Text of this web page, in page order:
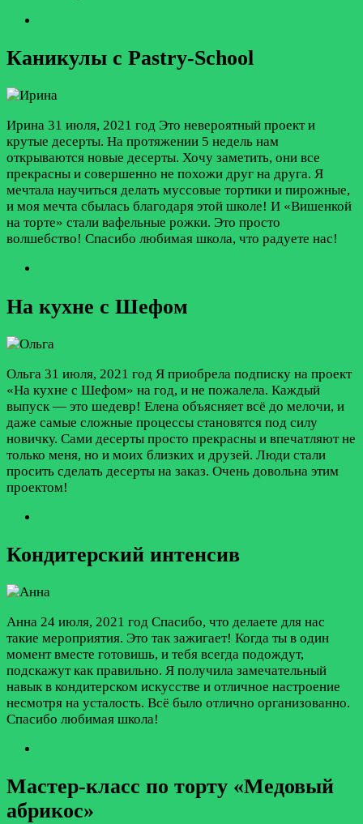
Каникулы с Pastry-School
Ирина 31 июля, 2021 год Это невероятный проект и
крутые десерты. На протяжении 5 недель нам
открываются новые десерты. Хочу заметить, они все
прекрасны и совершенно не похожи друг на друга. Я
мечтала научиться делать муссовые тортики и пирожные,
и моя мечта сбылась благодаря этой школе! И «Вишенкой
на торте» стали вафельные рожки. Это просто
волшебство! Спасибо любимая школа, что радуете нас!
На кухне с Шефом
Ольга 31 июля, 2021 год Я приобрела подписку на проект
«На кухне с Шефом» на год, и не пожалела. Каждый
выпуск — это шедевр! Елена объясняет всё до мелочи, и
даже самые сложные процессы становятся под силу
новичку. Сами десерты просто прекрасны и впечатляют не
только меня, но и моих близких и друзей. Люди стали
просить сделать десерты на заказ. Очень довольна этим
проектом!
Кондитерский интенсив
Анна 24 июля, 2021 год Спасибо, что делаете для нас
такие мероприятия. Это так зажигает! Когда ты в один
момент вместе готовишь, и тебя всегда подождут,
подскажут как правильно. Я получила замечательный
навык в кондитерском искусстве и отличное настроение
несмотря на усталость. Всё было отлично организованно.
Спасибо любимая школа!
Мастер-класс по торту «Медовый
абрикос»